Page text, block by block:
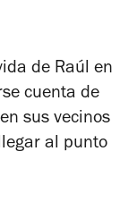
de Raúl en
cuenta de
sus vecinos
al punto